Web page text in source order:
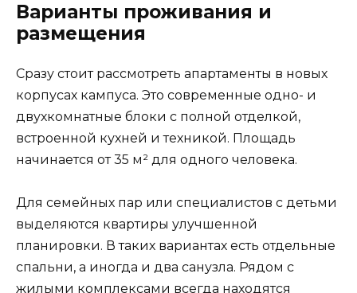
Варианты проживания и
размещения
Сразу стоит рассмотреть апартаменты в новых
корпусах кампуса. Это современные одно- и
двухкомнатные блоки с полной отделкой,
встроенной кухней и техникой. Площадь
начинается от 35 м² для одного человека.
Для семейных пар или специалистов с детьми
выделяются квартиры улучшенной
планировки. В таких вариантах есть отдельные
спальни, а иногда и два санузла. Рядом с
жилыми комплексами всегда находятся